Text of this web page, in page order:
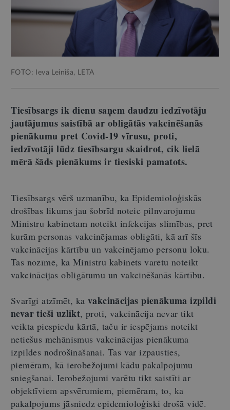
FOTO: Ieva Leiniša, LETA
Tiesībsargs ik dienu saņem daudzu iedzīvotāju
jautājumus saistībā ar obligātās vakcinēšanās
pienākumu pret Covid-19 vīrusu, proti,
iedzīvotāji lūdz tiesībsargu skaidrot, cik lielā
mērā šāds pienākums ir tiesiski pamatots.
Tiesībsargs vērš uzmanību, ka Epidemioloģiskās
drošības likums jau šobrīd noteic pilnvarojumu
Ministru kabinetam noteikt infekcijas slimības, pret
kurām personas vakcinējamas obligāti, kā arī šīs
vakcinācijas kārtību un vakcinējamo personu loku.
Tas nozīmē, ka Ministru kabinets varētu noteikt
vakcinācijas obligātumu un vakcinēšanās kārtību.
Svarīgi atzīmēt, ka vakcinācijas pienākuma izpildi
nevar tieši uzlikt, proti, vakcinācija nevar tikt
veikta piespiedu kārtā, taču ir iespējams noteikt
netiešus mehānismus vakcinācijas pienākuma
izpildes nodrošināšanai. Tas var izpausties,
piemēram, kā ierobežojumi kādu pakalpojumu
sniegšanai. Ierobežojumi varētu tikt saistīti ar
objektīviem apsvērumiem, piemēram, to, ka
pakalpojums jāsniedz epidemioloģiski drošā vidē.